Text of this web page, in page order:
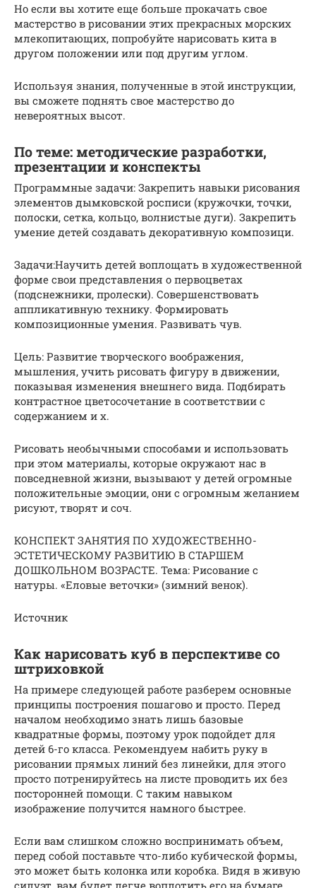
Но если вы хотите еще больше прокачать свое
мастерство в рисовании этих прекрасных морских
млекопитающих, попробуйте нарисовать кита в
другом положении или под другим углом.
Используя знания, полученные в этой инструкции,
вы сможете поднять свое мастерство до
невероятных высот.
По теме: методические разработки,
презентации и конспекты
Программные задачи: Закрепить навыки рисования
элементов дымковской росписи (кружочки, точки,
полоски, сетка, кольцо, волнистые дуги). Закрепить
умение детей создавать декоративную композици.
Задачи:Научить детей воплощать в художественной
форме свои представления о первоцветах
(подснежники, пролески). Совершенствовать
аппликативную технику. Формировать
композиционные умения. Развивать чув.
Цель: Развитие творческого воображения,
мышления, учить рисовать фигуру в движении,
показывая изменения внешнего вида. Подбирать
контрастное цветосочетание в соответствии с
содержанием и х.
Рисовать необычными способами и использовать
при этом материалы, которые окружают нас в
повседневной жизни, вызывают у детей огромные
положительные эмоции, они с огромным желанием
рисуют, творят и соч.
КОНСПЕКТ ЗАНЯТИЯ ПО ХУДОЖЕСТВЕННО-
ЭСТЕТИЧЕСКОМУ РАЗВИТИЮ В СТАРШЕМ
ДОШКОЛЬНОМ ВОЗРАСТЕ. Тема: Рисование с
натуры. «Еловые веточки» (зимний венок).
Источник
Как нарисовать куб в перспективе со
штриховкой
На примере следующей работе разберем основные
принципы построения пошагово и просто. Перед
началом необходимо знать лишь базовые
квадратные формы, поэтому урок подойдет для
детей 6-го класса. Рекомендуем набить руку в
рисовании прямых линий без линейки, для этого
просто потренируйтесь на листе проводить их без
посторонней помощи. С таким навыком
изображение получится намного быстрее.
Если вам слишком сложно воспринимать объем,
перед собой поставьте что-либо кубической формы,
это может быть колонка или коробка. Видя в живую